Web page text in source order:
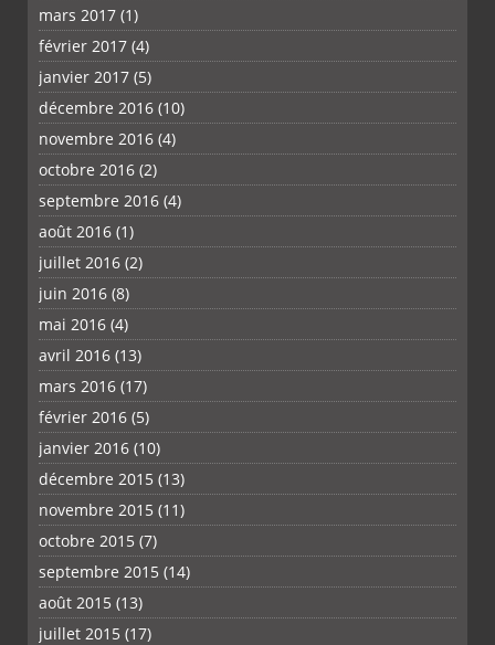
mars 2017 (1)
février 2017 (4)
janvier 2017 (5)
décembre 2016 (10)
novembre 2016 (4)
octobre 2016 (2)
septembre 2016 (4)
août 2016 (1)
juillet 2016 (2)
juin 2016 (8)
mai 2016 (4)
avril 2016 (13)
mars 2016 (17)
février 2016 (5)
janvier 2016 (10)
décembre 2015 (13)
novembre 2015 (11)
octobre 2015 (7)
septembre 2015 (14)
août 2015 (13)
juillet 2015 (17)